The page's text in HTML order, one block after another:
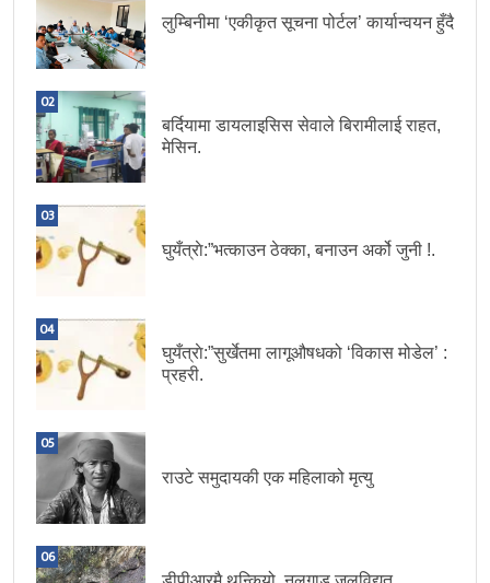
लुम्बिनीमा ‘एकीकृत सूचना पोर्टल’ कार्यान्वयन हुँदै
02
बर्दियामा डायलाइसिस सेवाले बिरामीलाई राहत,
मेसिन.
03
घुयँत्राे:”भत्काउन ठेक्का, बनाउन अर्को जुनी !.
04
घुयँत्राे:”सुर्खेतमा लागूऔषधको ‘विकास मोडेल’ :
प्रहरी.
05
राउटे समुदायकी एक महिलाको मृत्यु
06